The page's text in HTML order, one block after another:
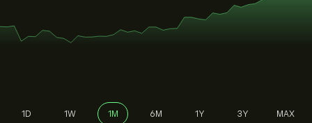
1D 1W 1M 6M 1Y 3Y MAX